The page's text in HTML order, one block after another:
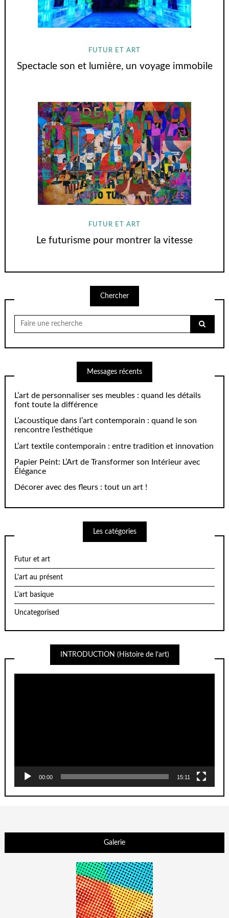
FUTUR ET ART
Spectacle son et lumière, un voyage immobile
FUTUR ET ART
Le futurisme pour montrer la vitesse
Chercher
Chercher
pour:
Messages récents
L’art de personnaliser ses meubles : quand les détails
font toute la différence
L’acoustique dans l’art contemporain : quand le son
rencontre l’esthétique
L’art textile contemporain : entre tradition et innovation
Papier Peint: L’Art de Transformer son Intérieur avec
Élégance
Décorer avec des fleurs : tout un art !
Les catégories
Futur et art
L'art au présent
L'art basique
Uncategorised
INTRODUCTION (Histoire de l’art)
00:00 15:11
Galerie